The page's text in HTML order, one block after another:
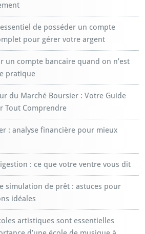
de posséder un compte
pour gérer votre argent
un compte bancaire quand on n’est
pratique
du Marché Boursier : Votre Guide
Tout Comprendre
: analyse financière pour mieux
: ce que votre ventre vous dit
simulation de prêt : astuces pour
idéales
artistiques sont essentielles